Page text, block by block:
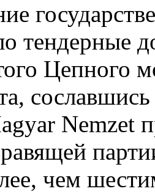
тендерные
Цепного
Nemzet
чем